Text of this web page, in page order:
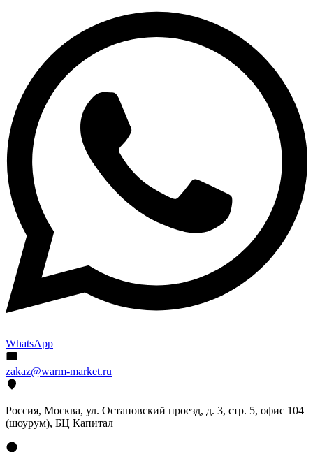
WhatsApp
zakaz@warm-market.ru
Россия, Москва, ул. Остаповский проезд, д. 3, стр. 5, офис 104
(шоурум), БЦ Капитал